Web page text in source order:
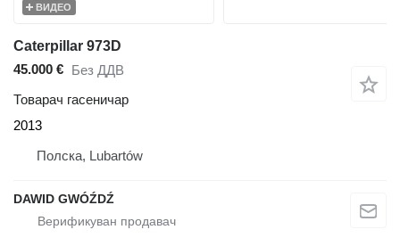
ВИДЕО
Caterpillar 973D
45.000 €
Без ДДВ
Товарач гасеничар
2013
Полска, Lubartów
DAWID GWÓŹDŹ